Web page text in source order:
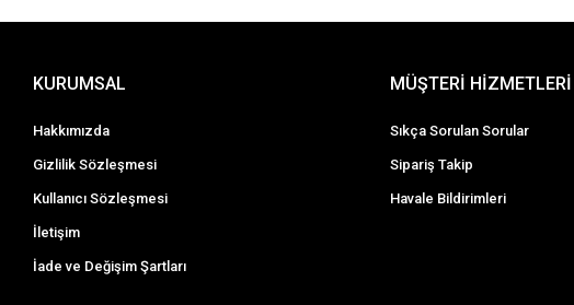
KURUMSAL
Hakkımızda
Gizlilik Sözleşmesi
Kullanıcı Sözleşmesi
İletişim
İade ve Değişim Şartları
MÜŞTERİ HİZMETLERİ
Sıkça Sorulan Sorular
Sipariş Takip
Havale Bildirimleri